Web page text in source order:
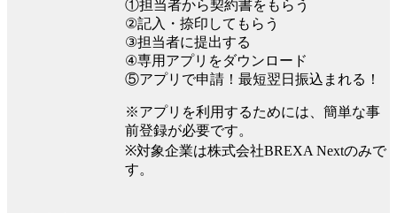
①担当者から契約書をもらう
②記入・捺印してもらう
③担当者に提出する
④専用アプリをダウンロード
⑤アプリで申請！最短翌日振込まれる！
※アプリを利用するためには、簡単な事
前登録が必要です。
※対象企業は株式会社BREXA Nextのみで
す。